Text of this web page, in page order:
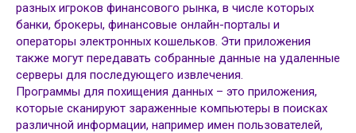
разных игроков финансового рынка, в числе которых
банки, брокеры, финансовые онлайн-порталы и
операторы электронных кошельков. Эти приложения
также могут передавать собранные данные на удаленные
серверы для последующего извлечения.
Программы для похищения данных – это приложения,
которые сканируют зараженные компьютеры в поисках
различной информации, например имен пользователей,